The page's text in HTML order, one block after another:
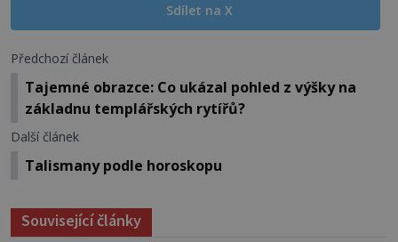
Sdílet na X
Předchozí článek
Tajemné obrazce: Co ukázal pohled z výšky na
základnu templářských rytířů?
Další článek
Talismany podle horoskopu
Související články